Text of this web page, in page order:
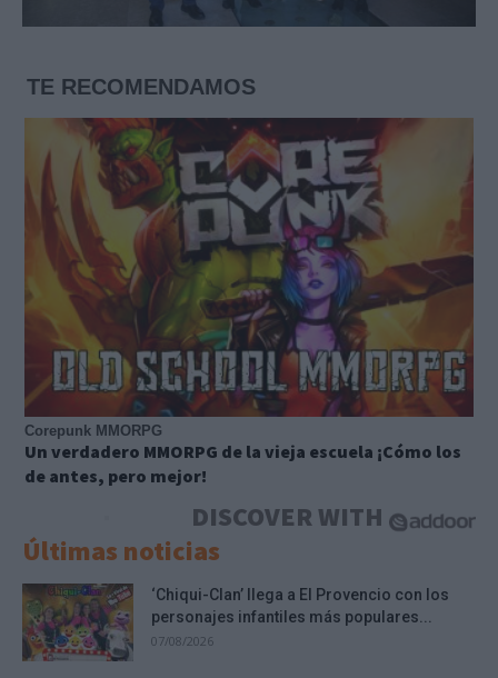
TE RECOMENDAMOS
Corepunk MMORPG
Un verdadero MMORPG de la vieja escuela ¡Cómo los
de antes, pero mejor!
DISCOVER WITH
Últimas noticias
‘Chiqui-Clan’ llega a El Provencio con los
personajes infantiles más populares...
07/08/2026